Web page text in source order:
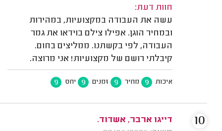
חוות דעת:
עשה את העבודה במקצועיות, במהירות
ובמחיר הוגן. אפילו צילם בוידאו את גמר
העבודה, לפי בקשתנו. ממליצים בחום.
קיבלתי רושם של מקצועיות! אני מרוצה.
איכות 9 מחיר 9 זמנים 9 יחס 9
דייגו ארבר, אשדוד.
10